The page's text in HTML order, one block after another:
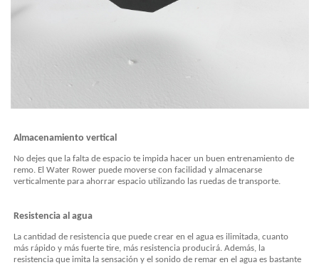
Almacenamiento vertical
No dejes que la falta de espacio te impida hacer un buen entrenamiento de
remo. El Water Rower puede moverse con facilidad y almacenarse
verticalmente para ahorrar espacio utilizando las ruedas de transporte.
Resistencia al agua
La cantidad de resistencia que puede crear en el agua es ilimitada, cuanto
más rápido y más fuerte tire, más resistencia producirá. Además, la
resistencia que imita la sensación y el sonido de remar en el agua es bastante